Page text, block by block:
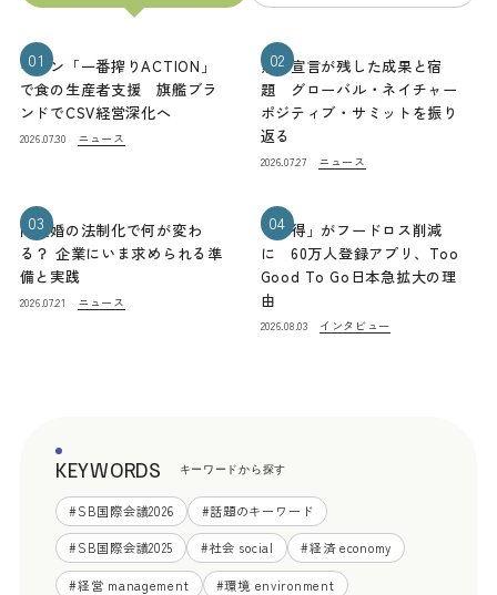
01
キリン「一番搾りACTION」
で食の生産者支援 旗艦ブラ
ンドでCSV経営深化へ
2026.07.30 ニュース
02
熊本宣言が残した成果と宿
題 グローバル・ネイチャー
ポジティブ・サミットを振り
返る
2026.07.27 ニュース
03
同性婚の法制化で何が変わ
る？ 企業にいま求められる準
備と実践
2026.07.21 ニュース
04
「お得」がフードロス削減
に 60万人登録アプリ、Too
Good To Go日本急拡大の理
由
2026.08.03 インタビュー
KEYWORDS キーワードから探す
#SB国際会議2026 #話題のキーワード
#SB国際会議2025 #社会 social #経済 economy
#経営 management #環境 environment